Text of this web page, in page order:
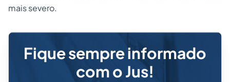
mais severo.
Fique sempre informado
com o Jus!